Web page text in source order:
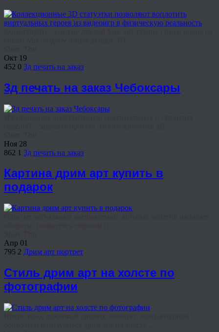
Окт 19
452 0 3д печать на заказ
3д печать на заказ Чебоксары
Ноя 28
862 1 3д печать на заказ
Картина дрим арт купить в
подарок
Апр 01
795 2 Дрим арт портрет
Стиль дрим арт на холсте по
фотографии